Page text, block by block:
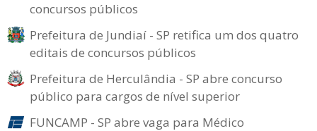
concursos públicos
Prefeitura de Jundiaí - SP retifica um dos quatro
editais de concursos públicos
Prefeitura de Herculândia - SP abre concurso
público para cargos de nível superior
FUNCAMP - SP abre vaga para Médico